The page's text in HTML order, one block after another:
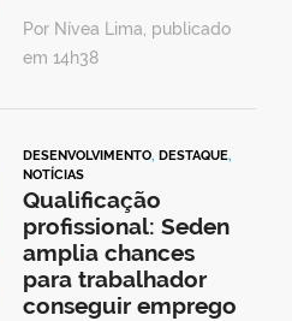
Por Nívea Lima, publicado
em 14h38
DESENVOLVIMENTO, DESTAQUE,
NOTÍCIAS
Qualificação
profissional: Seden
amplia chances
para trabalhador
conseguir emprego